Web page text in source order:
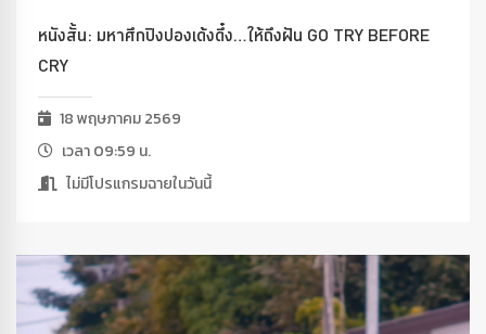
หนังสั้น: มหาศึกปิงปองเด้งดึ๋ง…ให้ถึงฝัน GO TRY BEFORE
CRY
18 พฤษภาคม 2569
เวลา 09:59 น.
ไม่มีโปรแกรมฉายในวันนี้